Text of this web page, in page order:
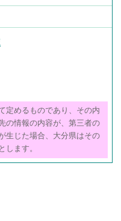
定めるものであり、その内
の情報の内容が、第三者の
生じた場合、大分県はその
します。